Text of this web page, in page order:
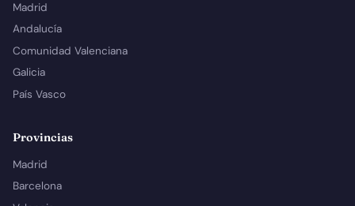
Madrid
Andalucía
Comunidad Valenciana
Galicia
País Vasco
Provincias
Madrid
Barcelona